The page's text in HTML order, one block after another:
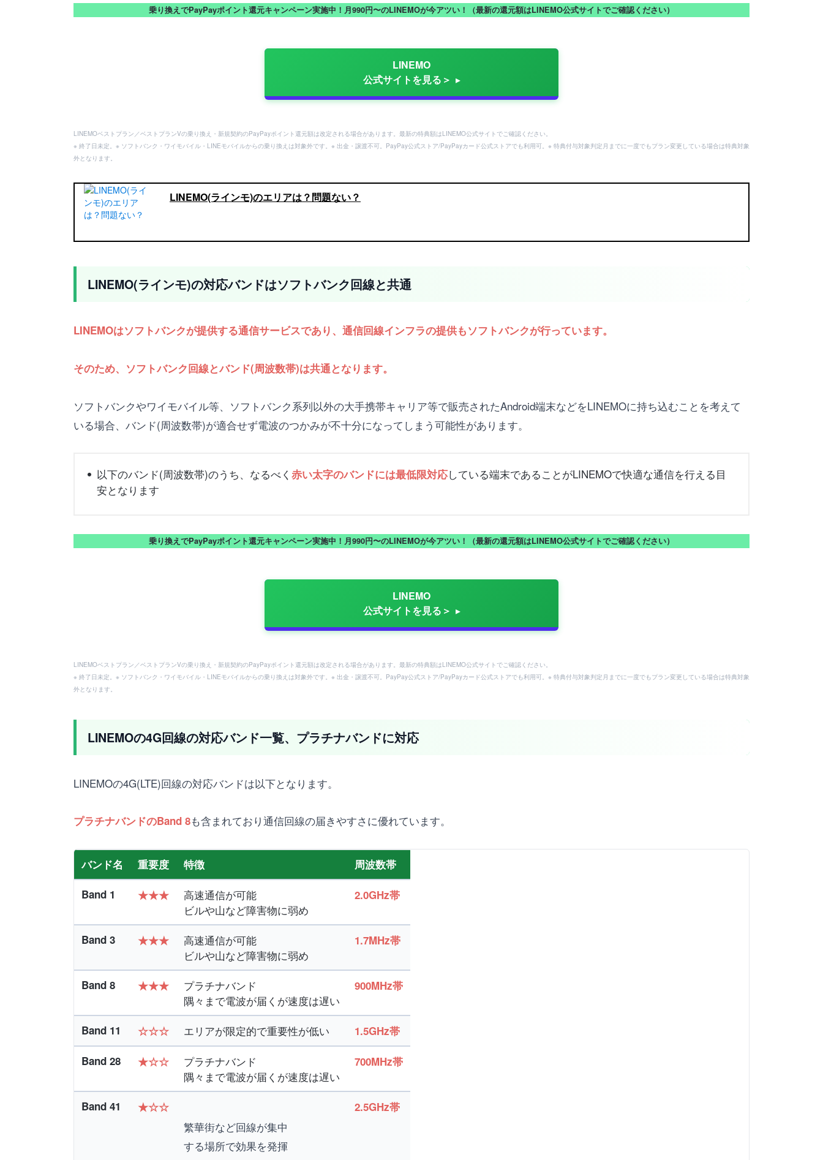
乗り換えでPayPayポイント還元キャンペーン実施中！月990円〜のLINEMOが今アツい！（最新の還元額はLINEMO公式サイトでご確認ください）
LINEMO
公式サイトを見る＞
LINEMOベストプラン／ベストプランVの乗り換え・新規契約のPayPayポイント還元額は改定される場合があります。最新の特典額はLINEMO公式サイトでご確認ください。
※ 終了日未定。※ ソフトバンク・ワイモバイル・LINEモバイルからの乗り換えは対象外です。※ 出金・譲渡不可。PayPay公式ストア/PayPayカード公式ストアでも利用可。※ 特典付与対象判定月までに一度でもプラン変更している場合は特典対象
外となります。
LINEMO(ラインモ)のエリアは？問題ない？
LINEMO(ラインモ)の対応バンドはソフトバンク回線と共通
LINEMOはソフトバンクが提供する通信サービスであり、通信回線インフラの提供もソフトバンクが行っています。
そのため、ソフトバンク回線とバンド(周波数帯)は共通となります。
ソフトバンクやワイモバイル等、ソフトバンク系列以外の大手携帯キャリア等で販売されたAndroid端末などをLINEMOに持ち込むことを考えて
いる場合、バンド(周波数帯)が適合せず電波のつかみが不十分になってしまう可能性があります。
以下のバンド(周波数帯)のうち、なるべく 赤い太字のバンドには最低限対応している端末であることがLINEMOで快適な通信を行える目
安となります
乗り換えでPayPayポイント還元キャンペーン実施中！月990円〜のLINEMOが今アツい！（最新の還元額はLINEMO公式サイトでご確認ください）
LINEMO
公式サイトを見る＞
LINEMOベストプラン／ベストプランVの乗り換え・新規契約のPayPayポイント還元額は改定される場合があります。最新の特典額はLINEMO公式サイトでご確認ください。
※ 終了日未定。※ ソフトバンク・ワイモバイル・LINEモバイルからの乗り換えは対象外です。※ 出金・譲渡不可。PayPay公式ストア/PayPayカード公式ストアでも利用可。※ 特典付与対象判定月までに一度でもプラン変更している場合は特典対象
外となります。
LINEMOの4G回線の対応バンド一覧、プラチナバンドに対応
LINEMOの4G(LTE)回線の対応バンドは以下となります。
プラチナバンドのBand 8も含まれており通信回線の届きやすさに優れています。
バンド名 重要度 特徴 周波数帯
Band 1 ★★★
高速通信が可能
ビルや山など障害物に弱め
2.0GHz帯
Band 3 ★★★
高速通信が可能
ビルや山など障害物に弱め
1.7MHz帯
Band 8 ★★★
プラチナバンド
隅々まで電波が届くが速度は遅い
900MHz帯
Band 11 ☆☆☆ エリアが限定的で重要性が低い 1.5GHz帯
Band 28 ★☆☆
プラチナバンド
隅々まで電波が届くが速度は遅い
700MHz帯
Band 41 ★☆☆
繁華街など回線が集中
する場所で効果を発揮
2.5GHz帯